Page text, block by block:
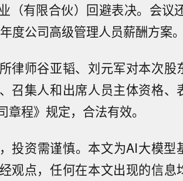
（有限合伙）回避表决。会议
度公司高级管理人员薪酬方案。
律师谷亚韬、刘元军对本次股
召集人和出席人员主体资格、
章程》规定，合法有效。
投资需谨慎。本文为AI大模型
观点，任何在本文出现的信息